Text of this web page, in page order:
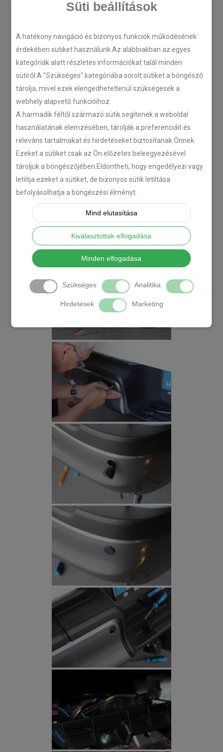
Süti beállítások
A hatékony navigáció és bizonyos funkciók működésének
érdekében sütiket használunk.Az alábbiakban az egyes
kategóriák alatt részletes információkat talál minden
sütiről.A "Szükséges" kategóriába sorolt sütiket a böngésző
tárolja, mivel ezek elengedhetetlenül szükségesek a
webhely alapvető funkcióihoz.
A harmadik féltől származó sütik segítenek a weboldal
használatának elemzésében, tárolják a preferenciáit és
releváns tartalmakat és hirdetéseket biztosítanak Önnek.
Ezeket a sütiket csak az Ön előzetes beleegyezésével
tároljuk a böngészőjében.Eldöntheti, hogy engedélyezi vagy
letiltja ezeket a sütiket, de bizonyos sütik letiltása
befolyásolhatja a böngészési élményt.
Mind elutasítása
Kiválasztottak elfogadása
Minden elfogadása
Szükséges Analitika
Hirdetések Marketing